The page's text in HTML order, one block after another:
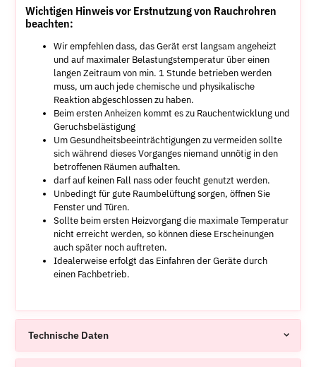
Wichtigen Hinweis vor Erstnutzung von Rauchrohren
beachten:
Wir empfehlen dass, das Gerät erst langsam angeheizt
und auf maximaler Belastungstemperatur über einen
langen Zeitraum von min. 1 Stunde betrieben werden
muss, um auch jede chemische und physikalische
Reaktion abgeschlossen zu haben.
Beim ersten Anheizen kommt es zu Rauchentwicklung und
Geruchsbelästigung
Um Gesundheitsbeeinträchtigungen zu vermeiden sollte
sich während dieses Vorganges niemand unnötig in den
betroffenen Räumen aufhalten.
darf auf keinen Fall nass oder feucht genutzt werden.
Unbedingt für gute Raumbelüftung sorgen, öffnen Sie
Fenster und Türen.
Sollte beim ersten Heizvorgang die maximale Temperatur
nicht erreicht werden, so können diese Erscheinungen
auch später noch auftreten.
Idealerweise erfolgt das Einfahren der Geräte durch
einen Fachbetrieb.
Technische Daten